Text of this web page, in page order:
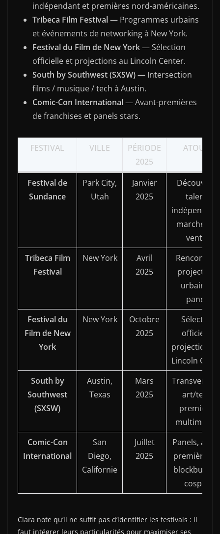
indépendant et premières nord-américaines.
Tribeca Film Festival— Programmes urbains
et événements de networking à New York.
Festival du Film de New York— Sélection
officielle et projections au Lincoln Center.
South by Southwest (SXSW)— Intersection
films / musique / tech à Austin.
Comic-Con International— Avant-premières
de franchises et panels stars.
FESTIVAL VILLE
PÉRIODE
2025
ATOUTS
Festival de
Sundance
Park City,
Utah
Janvier
2025
Découverte
talents
marché des
ventes
Tribeca Film
Festival
New York
Avril
2025
Rencontres,
projections
urbaines,
panels
Festival du
Film de New
York
New York
Octobre
2025
Sélection
officielle,
projections
Lincoln
South by
Southwest
(SXSW)
Austin,
Texas
Mars
2025
art/tech,
premières
Comic-Con
International
San
Diego,
Californie
Juillet
2025
Panels,
premières
cosplay
Clara note qu’il ne suffit pas d’identifier les festivals : il
faut intégrer leurs particularités pour maximiser ses